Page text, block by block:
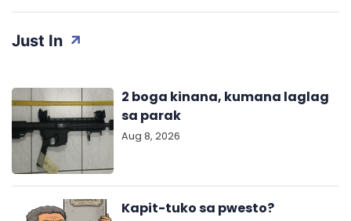
Just In
2 boga kinana, kumana laglag
sa parak
Aug 8, 2026
Kapit-tuko sa pwesto?